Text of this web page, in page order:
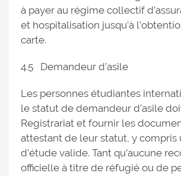
à payer au régime collectif
et hospitalisation jusqu’à
carte.
4.5 Demandeur d’asile
Les personnes étudiantes
le statut de demandeur d’asile
Registrariat et fournir les
attestant de leur statut, y compris
d’étude valide. Tant qu’aucune
officielle à titre de réfugié ou de